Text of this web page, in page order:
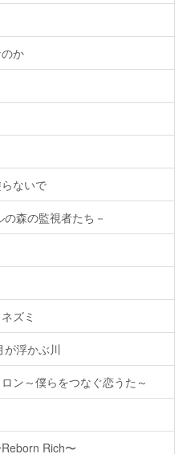
か
ないで
森の監視者たち－
ズミ
浮かぶ川
ン～僕らをつなぐ恋うた～
Rich〜